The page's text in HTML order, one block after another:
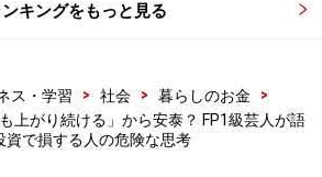
す。
ことは、私たちは株で大儲けする必
です。
キングをもっと見る
ス・学習 > 社会 > 暮らしのお金
>
上がり続ける」から安泰？ FP1級芸人が語
資で損する人の危険な思考